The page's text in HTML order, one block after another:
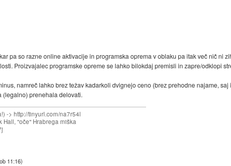
pa so razne online aktivacije in programska oprema v oblaku pa itak več nič ni
Proizvajalec programske opreme se lahko bilokdaj premisli in zapre/odklopi
namreč lahko brez težav kadarkoli dvignejo ceno (brez prehodne najame,
(legalno) prenehala delovati.
-> http://tinyurl.com/na7r54l
Hall, "oče" Hrabrega miška
11:16)